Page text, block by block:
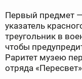
Первый предмет
указатель
треугольник в
чтобы
Раритет музею
отряда